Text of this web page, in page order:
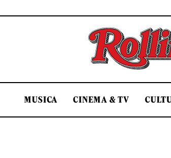
MUSICA CINEMA & TV